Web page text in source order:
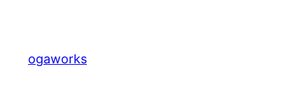
ogaworks